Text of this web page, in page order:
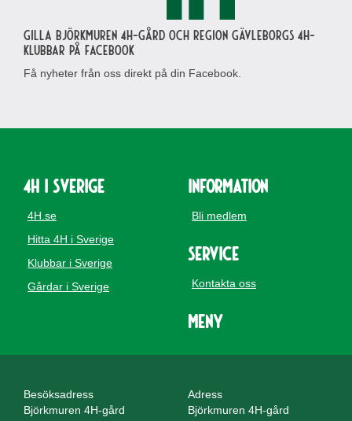
Gilla Björkmuren 4H-gård och region Gävleborgs 4H-
klubbar på Facebook
Få nyheter från oss direkt på din Facebook.
4H i Sverige
4H.se
Hitta 4H i Sverige
Klubbar i Sverige
Gårdar i Sverige
Information
Bli medlem
Service
Kontakta oss
Meny
Besöksadress
Björkmuren 4H-gård
Adress
Björkmuren 4H-gård